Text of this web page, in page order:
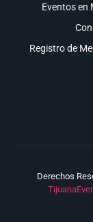
Eventos en
Registro de
Derechos